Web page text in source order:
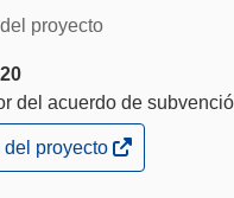
proyecto
del acuerdo de
del proyecto